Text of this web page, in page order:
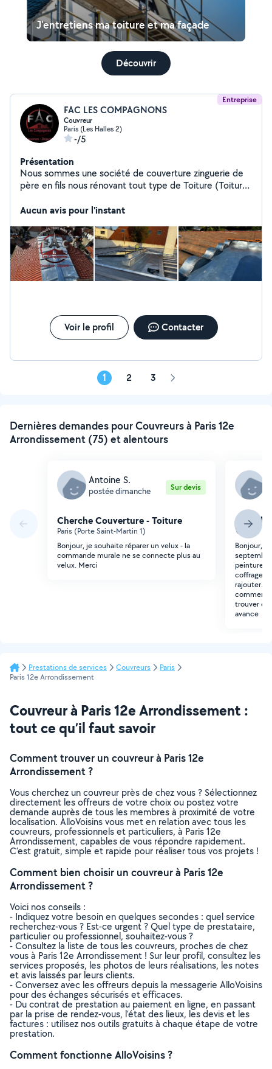
J'entretiens ma toiture et ma façade
Découvrir
Entreprise
FAC LES COMPAGNONS
Couvreur
Paris (Les Halles 2)
-/5
Présentation
Nous sommes une société de couverture zinguerie de
père en fils nous rénovant tout type de Toiture (Toiture
Aucun avis pour l'instant
Voir le profil Contacter
1 2 3 Page
Dernières demandes pour Couvreurs à Paris 12e
Arrondissement (75) et alentours
Antoine S.
postée dimanche Sur devis
Cherche Couverture - Toiture
Paris (Porte Saint-Martin 1)
Bonjour, je souhaite réparer un velux - la
commande murale ne se connecte plus au
velux. Merci
Villejuif
Bonjour,
peinture
coffrage
rajouter.
trouver
avance
Prestations de services Couvreurs
Paris
Paris 12e Arrondissement
Couvreur à Paris 12e Arrondissement :
tout ce qu’il faut savoir
Comment trouver un couvreur à Paris 12e
Arrondissement ?
Vous cherchez un couvreur près de chez vous ? Sélectionnez
directement les offreurs de votre choix ou postez votre
demande auprès de tous les membres à proximité de votre
localisation. AlloVoisins vous met en relation avec tous les
couvreurs, professionnels et particuliers, à Paris 12e
Arrondissement, capables de vous répondre rapidement.
C’est gratuit, simple et rapide pour réaliser tous vos projets !
Comment bien choisir un couvreur à Paris 12e
Arrondissement ?
Voici nos conseils :
- Indiquez votre besoin en quelques secondes : quel service
recherchez-vous ? Est-ce urgent ? Quel type de prestataire,
particulier ou professionnel, souhaitez-vous ?
- Consultez la liste de tous les couvreurs, proches de chez
vous à Paris 12e Arrondissement ! Sur leur profil, consultez les
services proposés, les photos de leurs réalisations, les notes
et avis laissés par leurs clients.
- Conversez avec les offreurs depuis la messagerie AlloVoisins
pour des échanges sécurisés et efficaces.
- Du contrat de prestation au paiement en ligne, en passant
par la prise de rendez-vous, l’état des lieux, les devis et les
factures : utilisez nos outils gratuits à chaque étape de votre
prestation.
Comment fonctionne AlloVoisins ?